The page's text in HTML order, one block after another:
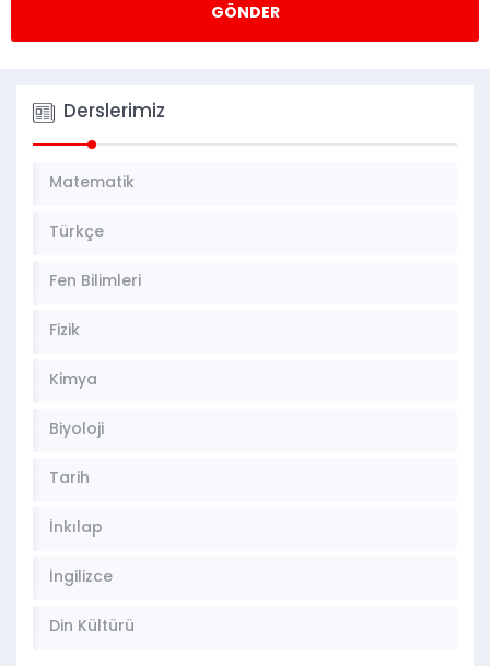
Derslerimiz
Matematik
Türkçe
Fen Bilimleri
Fizik
Kimya
Biyoloji
Tarih
İnkılap
İngilizce
Din Kültürü